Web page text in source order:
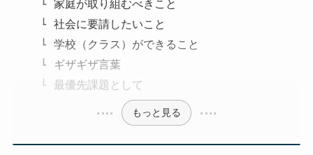
家庭が取り組むべきこと
社会に要請したいこと
学校（クラス）ができること
ギザギザ言葉
最優先課題として
もっと見る